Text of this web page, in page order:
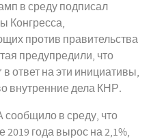
в среду подписал
Конгресса,
против правительства
предупредили, что
ответ на эти инициативы,
внутренние дела КНР.
в среду, что
года вырос на 2,1%,